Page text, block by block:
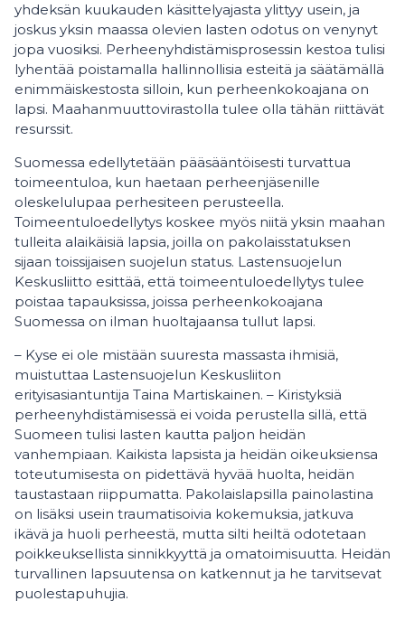
yhdeksän kuukauden käsittelyajasta ylittyy usein, ja
joskus yksin maassa olevien lasten odotus on venynyt
jopa vuosiksi. Perheenyhdistämisprosessin kestoa tulisi
lyhentää poistamalla hallinnollisia esteitä ja säätämällä
enimmäiskestosta silloin, kun perheenkokoajana on
lapsi. Maahanmuuttovirastolla tulee olla tähän riittävät
resurssit.
Suomessa edellytetään pääsääntöisesti turvattua
toimeentuloa, kun haetaan perheenjäsenille
oleskelulupaa perhesiteen perusteella.
Toimeentuloedellytys koskee myös niitä yksin maahan
tulleita alaikäisiä lapsia, joilla on pakolaisstatuksen
sijaan toissijaisen suojelun status. Lastensuojelun
Keskusliitto esittää, että toimeentuloedellytys tulee
poistaa tapauksissa, joissa perheenkokoajana
Suomessa on ilman huoltajaansa tullut lapsi.
– Kyse ei ole mistään suuresta massasta ihmisiä,
muistuttaa Lastensuojelun Keskusliiton
erityisasiantuntija Taina Martiskainen. – Kiristyksiä
perheenyhdistämisessä ei voida perustella sillä, että
Suomeen tulisi lasten kautta paljon heidän
vanhempiaan. Kaikista lapsista ja heidän oikeuksiensa
toteutumisesta on pidettävä hyvää huolta, heidän
taustastaan riippumatta. Pakolaislapsilla painolastina
on lisäksi usein traumatisoivia kokemuksia, jatkuva
ikävä ja huoli perheestä, mutta silti heiltä odotetaan
poikkeuksellista sinnikkyyttä ja omatoimisuutta. Heidän
turvallinen lapsuutensa on katkennut ja he tarvitsevat
puolestapuhujia.